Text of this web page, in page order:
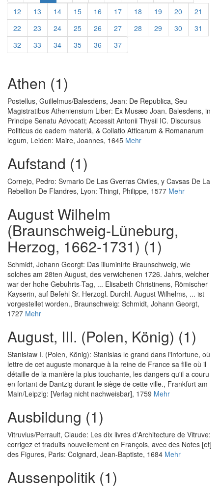
12
13 14 15 16 17 18 19 20
21
22
23 24 25 26 27 28 29 30
31
32
33 34 35 36 37
Athen (1)
Postellus, Guillelmus/Balesdens, Jean: De Republica, Seu
Magistratibus Atheniensium Liber: Ex Musæo Joan. Balesdens, in
Principe Senatu Advocati; Accessit Antonii Thysii IC. Discursus
Politicus de eadem materiâ, & Collatio Atticarum & Romanarum
legum, Leiden: Maire, Joannes, 1645 Mehr
Aufstand (1)
Cornejo, Pedro: Svmario De Las Gverras Civiles, y Cavsas De La
Rebellion De Flandres, Lyon: Thingi, Philippe, 1577 Mehr
August Wilhelm
(Braunschweig-Lüneburg,
Herzog, 1662-1731) (1)
Schmidt, Johann Georgt: Das illuminirte Braunschweig, wie
solches am 28ten August, des verwichenen 1726. Jahrs, welcher
war der hohe Gebuhrts-Tag, ... Elisabeth Christinens, Römischer
Kayserin, auf Befehl Sr. Herzogl. Durchl. August Wilhelms, ... ist
vorgestellet worden., Braunschweig: Schmidt, Johann Georgt,
1727 Mehr
August, III. (Polen, König) (1)
Stanisław I. (Polen, König): Stanislas le grand dans l'infortune, où
lettre de cet auguste monarque à la reine de France sa fille où il
détaille de la manière la plus touchante, les dangers qu'il a couru
en fortant de Dantzig durant le siège de cette ville., Frankfurt am
Main/Leipzig: [Verlag nicht nachweisbar], 1759 Mehr
Ausbildung (1)
Vitruvius/Perrault, Claude: Les dix livres d'Architecture de Vitruve:
corrigez et traduits nouvellement en François, avec des Notes [et]
des Figures, Paris: Coignard, Jean-Baptiste, 1684 Mehr
Aussenpolitik (1)